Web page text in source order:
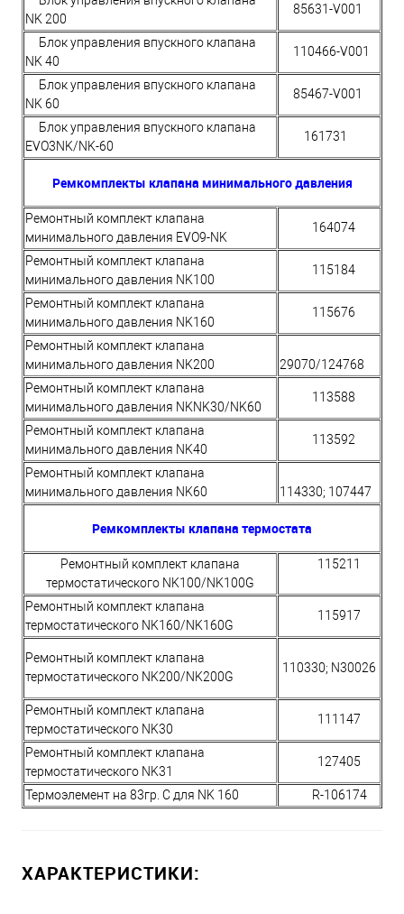
NK 200
85631-V001
Блок управления впускного клапана
NK 40
110466-V001
Блок управления впускного клапана
NK 60
85467-V001
Блок управления впускного клапана
EVO3NK/NK-60
161731
Ремкомплекты клапана минимального давления
Ремонтный комплект клапана
минимального давления EVO9-NK
164074
Ремонтный комплект клапана
минимального давления NK100
115184
Ремонтный комплект клапана
минимального давления NK160
115676
Ремонтный комплект клапана
минимального давления NK200
29070/124768
Ремонтный комплект клапана
минимального давления NKNK30/NK60
113588
Ремонтный комплект клапана
минимального давления NK40
113592
Ремонтный комплект клапана
минимального давления NK60
114330; 107447
Ремкомплекты клапана термостата
Ремонтный комплект клапана
термостатического NK100/NK100G
115211
Ремонтный комплект клапана
термостатического NK160/NK160G
115917
Ремонтный комплект клапана
термостатического NK200/NK200G
110330; N30026
Ремонтный комплект клапана
термостатического NK30
111147
Ремонтный комплект клапана
термостатического NK31
127405
Термоэлемент на 83гр. С для NK 160 R-106174
ХАРАКТЕРИСТИКИ: